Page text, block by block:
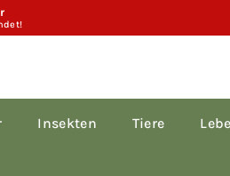
Insekten Tiere